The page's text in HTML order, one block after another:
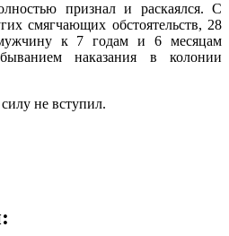
признал и раскаялся. С
смягчающих обстоятельств, 28
к 7 годам и 6 месяцам
наказания в колонии
не вступил.